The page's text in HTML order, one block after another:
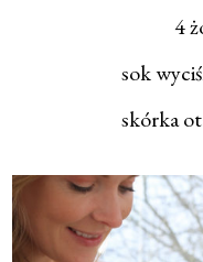
4
sok
skórka